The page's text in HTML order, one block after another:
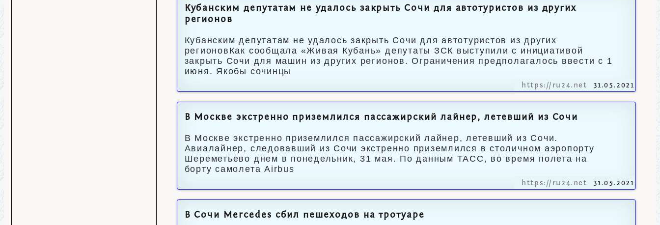
Кубанским депутатам не удалось закрыть Сочи для автотуристов из других
регионов
Кубанским депутатам не удалось закрыть Сочи для автотуристов из других
регионовКак сообщала «Живая Кубань» депутаты ЗСК выступили с инициативой
закрыть Сочи для машин из других регионов. Ограничения предполагалось ввести с 1
июня. Якобы сочинцы
https://ru24.net 31.05.2021
В Москве экстренно приземлился пассажирский лайнер, летевший из Сочи
В Москве экстренно приземлился пассажирский лайнер, летевший из Сочи.
Авиалайнер, следовавший из Сочи экстренно приземлился в столичном аэропорту
Шереметьево днем в понедельник, 31 мая. По данным ТАСС, во время полета на
борту самолета Airbus
https://ru24.net 31.05.2021
В Сочи Mercedes сбил пешеходов на тротуаре